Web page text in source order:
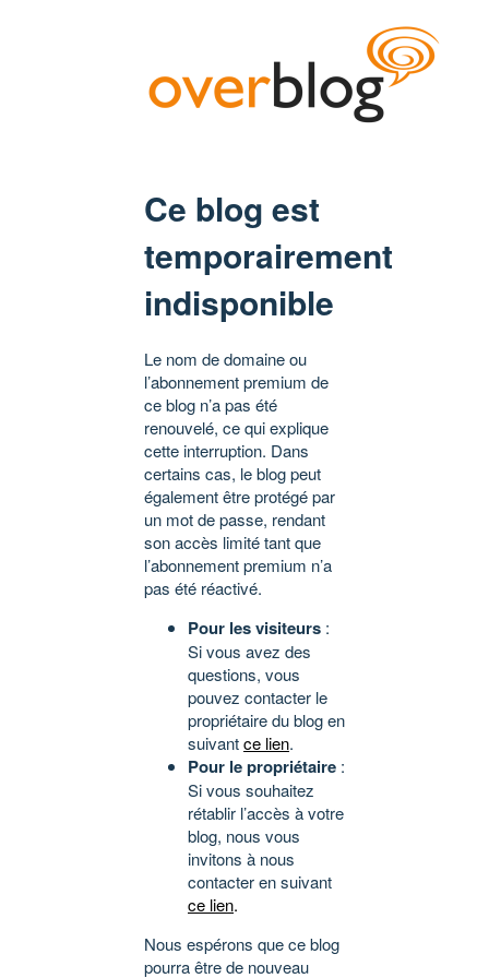
Ce blog est
temporairement
indisponible
Le nom de domaine ou
l’abonnement premium de
ce blog n’a pas été
renouvelé, ce qui explique
cette interruption. Dans
certains cas, le blog peut
également être protégé par
un mot de passe, rendant
son accès limité tant que
l’abonnement premium n’a
pas été réactivé.
Pour les visiteurs :
Si vous avez des
questions, vous
pouvez contacter le
propriétaire du blog en
suivantce lien.
Pour le propriétaire :
Si vous souhaitez
rétablir l’accès à votre
blog, nous vous
invitons à nous
contacter en suivant
ce lien.
Nous espérons que ce blog
pourra être de nouveau